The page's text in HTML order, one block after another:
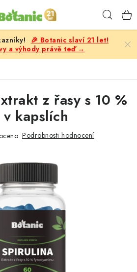
🎉 Botanic slaví 21 let!
a výhody právě teď →
z řasy s 10 %
kapslích
Podrobnosti hodnocení